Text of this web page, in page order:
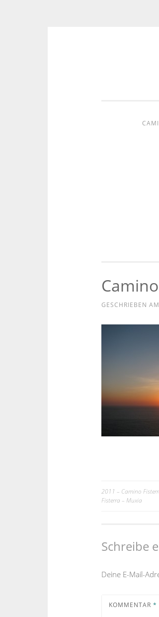
GESCHRIEBEN AM
Beitrags-
2011 – Camino
Fisterra – Muxia
Schreibe
Deine E-Mail-
KOMMENTAR *